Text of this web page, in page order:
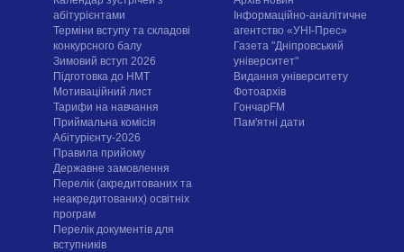
абітурієнтами
Терміни вступу та складові
конкурсного балу
Зимовий вступ 2026
Підготовка до НМТ
Мотиваційний лист
Тарифи на навчання
Приймальна комісія
Абітурієнту-2026
Правила прийому
Державне замовлення
Перелік (акредитованих та
неакредитованих) освітніх
програм
Перелік документів для
вступників
Інформаційно-аналітичне
агентство «УНІ-Прес»
Газета "Дніпровський
університет"
Видання університету
Фотоархів
ГончарFM
Пам'ятні дати